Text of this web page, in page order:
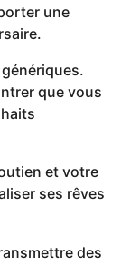
une
que vous
et votre
ses rêves
des